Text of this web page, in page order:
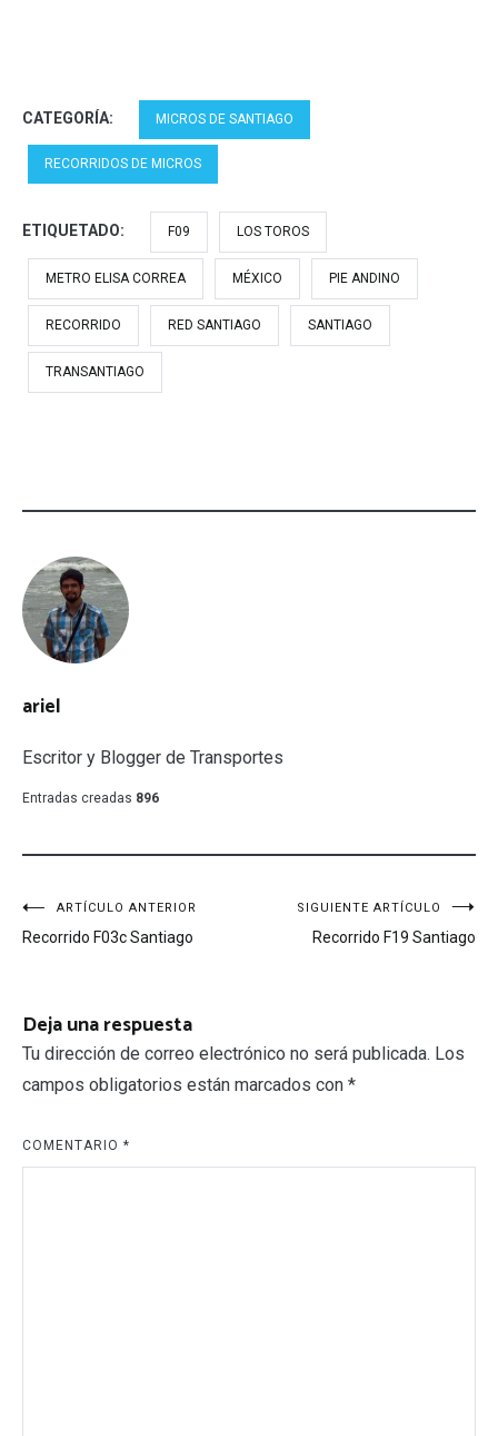
CATEGORÍA: MICROS DE SANTIAGO
RECORRIDOS DE MICROS
ETIQUETADO: F09 LOS TOROS
METRO ELISA CORREA MÉXICO PIE ANDINO
RECORRIDO RED SANTIAGO SANTIAGO
TRANSANTIAGO
ariel
Escritor y Blogger de Transportes
Entradas creadas 896
Navegación
de
ARTÍCULO ANTERIOR
Recorrido F03c Santiago
SIGUIENTE ARTÍCULO
Recorrido F19 Santiago
Deja una respuesta
Tu dirección de correo electrónico no será publicada. Los
campos obligatorios están marcados con *
COMENTARIO *